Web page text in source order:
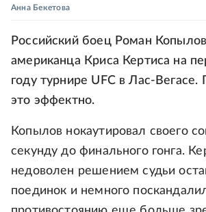
Анна Бекетова
Российский боец Роман
американца Криса Кертиса на
году турнире UFC в Лас-
это эффектно.
Копылов нокаутировал своего
секунду до финального гонга.
недоволен решением судьи
поединок и немного